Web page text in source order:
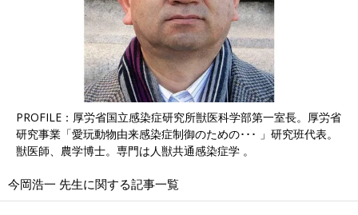
PROFILE：厚労省国立感染症研究所獣医科学部第一室長。厚労省
研究事業「愛玩動物由来感染症制御のための･･･ 」研究班代表。
獣医師、農学博士。専門は人獣共通感染症学 。
今岡浩一 先生に関する記事一覧